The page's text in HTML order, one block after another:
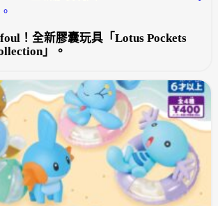
！全新膠囊玩具「Lotus Pockets
」。